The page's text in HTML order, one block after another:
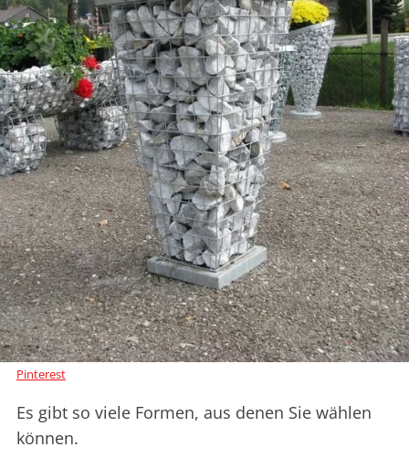
Pinterest
Es gibt so viele Formen, aus denen Sie wählen
können.